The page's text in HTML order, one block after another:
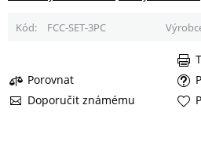
Kód FCC-SET-3PC
Porovnat
Doporučit známému